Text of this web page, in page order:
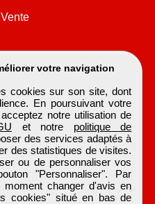
votre navigation
cookies sur son site, dont
En poursuivant votre
notre utilisation de
et notre politique de
des services adaptés à
des statistiques de visites.
ou de personnaliser vos
"Personnaliser". Par
changer d'avis en
cookies" situé en bas de